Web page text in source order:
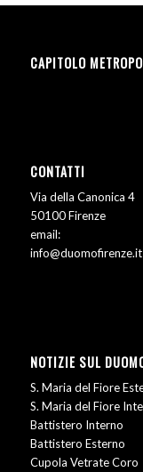
CAPITOLO
CONTATTI
Via della Canonica 4
50100 Firenze
email:
info@duomofirenze.it
NOTIZIE SUL
S. Maria del Fiore
S. Maria del Fiore
Battistero Interno
Battistero Esterno
Cupola Vetrate Coro